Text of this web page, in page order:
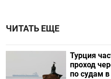
ЧИТАТЬ ЕЩЕ
Турция
проход
по судам